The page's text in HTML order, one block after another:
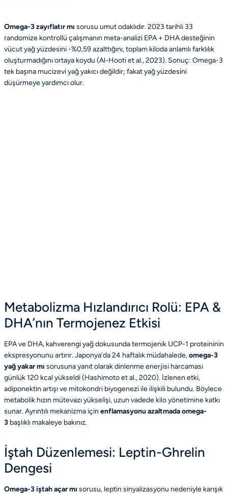
Omega-3 zayıflatır mı sorusu umut odaklıdır. 2023 tarihli 33
randomize kontrollü çalışmanın meta-analizi EPA + DHA desteğinin
vücut yağ yüzdesini -%0,59 azalttığını, toplam kiloda anlamlı farklılık
oluşturmadığını ortaya koydu (Al-Hooti et al., 2023). Sonuç: Omega-3
tek başına mucizevi yağ yakıcı değildir; fakat yağ yüzdesini
düşürmeye yardımcı olur.
Metabolizma Hızlandırıcı Rolü: EPA &
DHA’nın Termojenez Etkisi
EPA ve DHA, kahverengi yağ dokusunda termojenik UCP-1 proteininin
ekspresyonunu artırır. Japonya’da 24 haftalık müdahalede,omega-3
yağ yakar mı sorusuna yanıt olarak dinlenme enerjisi harcaması
günlük 120 kcal yükseldi (Hashimoto et al., 2020). İzlenen etki,
adiponektin artışı ve mitokondri biyogenezi ile ilişkili bulundu. Böylece
metabolik hızın mütevazı yükselişi, uzun vadede kilo yönetimine katkı
sunar. Ayrıntılı mekanizma için enflamasyonu azaltmada omega-
3 başlıklı makaleye bakınız.
İştah Düzenlemesi: Leptin-Ghrelin
Dengesi
Omega-3 iştah açar mı sorusu, leptin sinyalizasyonu nedeniyle karışık